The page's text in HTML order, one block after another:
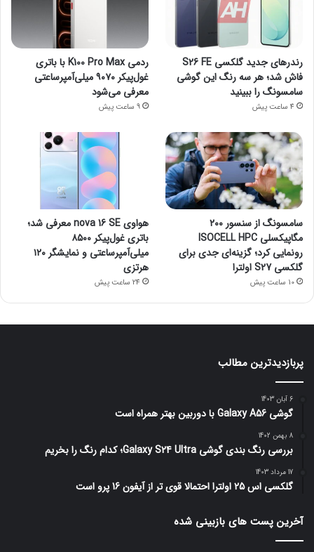
رندرهای جدید گلکسی S26 FE
فاش شد؛ هر سه رنگ این گوشی
سامسونگ را ببینید
4 ساعت پیش
ردمی K100 Pro Max با باتری
غول‌پیکر ۹۰۷۰ میلی‌آمپرساعتی
معرفی می‌شود
9 ساعت پیش
سامسونگ از سنسور ۲۰۰
مگاپیکسلی ISOCELL HPC
رونمایی کرد؛ گزینه‌ای جدی برای
گلکسی S27 اولترا
10 ساعت پیش
هواوی nova 16 SE معرفی شد؛
باتری غول‌پیکر ۸۵۰۰
میلی‌آمپرساعتی و نمایشگر ۱۲۰
هرتزی
24 ساعت پیش
پربازدیدترین مطالب
6 آبان 1403
گوشی Galaxy A56 با دوربین بهتر همراه است
8 بهمن 1402
بررسی رنگ بندی گوشی Galaxy S24 Ultra؛ کدام رنگ را بخریم
17 مرداد 1403
گلکسی اس 25 اولترا احتمالا قوی تر از آیفون 16 پرو است
آخرین پست های بازبینی شده